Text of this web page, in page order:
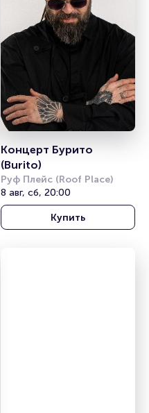
Концерт Бурито
(Burito)
Руф Плейс (Roof Place)
8 авг, сб, 20:00
Купить